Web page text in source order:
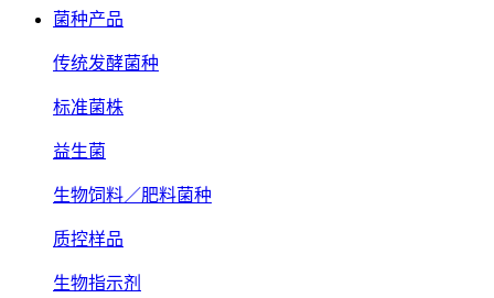
菌种产品
传统发酵菌种
标准菌株
益生菌
生物饲料／肥料菌种
质控样品
生物指示剂